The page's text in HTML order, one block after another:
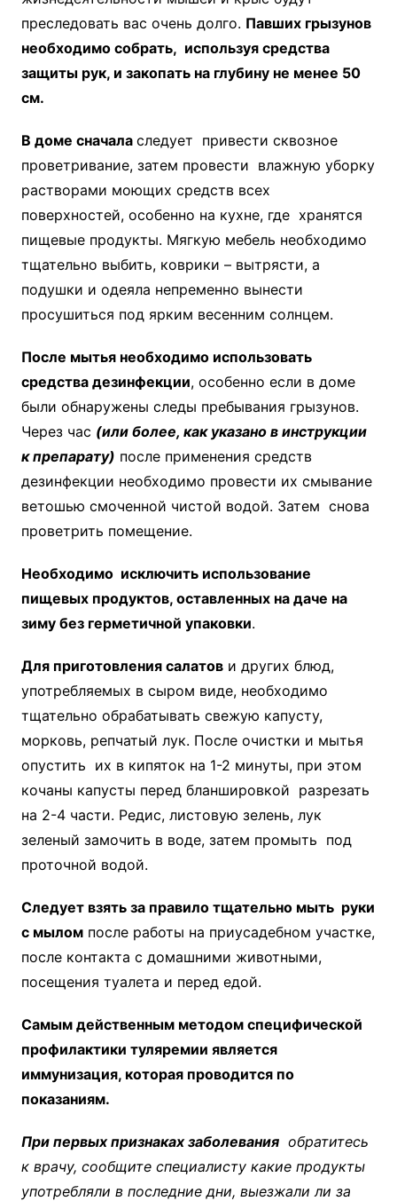
преследовать вас очень долго. Павших грызунов
необходимо собрать, используя средства
защиты рук, и закопать на глубину не менее 50
см.
В доме сначала следует привести сквозное
проветривание, затем провести влажную уборку
растворами моющих средств всех
поверхностей, особенно на кухне, где хранятся
пищевые продукты. Мягкую мебель необходимо
тщательно выбить, коврики – вытрясти, а
подушки и одеяла непременно вынести
просушиться под ярким весенним солнцем.
После мытья необходимо использовать
средства дезинфекции, особенно если в доме
были обнаружены следы пребывания грызунов.
Через час (или более, как указано в инструкции
к препарату) после применения средств
дезинфекции необходимо провести их смывание
ветошью смоченной чистой водой. Затем снова
проветрить помещение.
Необходимо исключить использование
пищевых продуктов, оставленных на даче на
зиму без герметичной упаковки.
Для приготовления салатови других блюд,
употребляемых в сыром виде, необходимо
тщательно обрабатывать свежую капусту,
морковь, репчатый лук. После очистки и мытья
опустить их в кипяток на 1-2 минуты, при этом
кочаны капусты перед бланшировкой разрезать
на 2-4 части. Редис, листовую зелень, лук
зеленый замочить в воде, затем промыть под
проточной водой.
Следует взять за правило тщательно мыть руки
с мыломпосле работы на приусадебном участке,
после контакта с домашними животными,
посещения туалета и перед едой.
Самым действенным методом специфической
профилактики туляремии является
иммунизация, которая проводится по
показаниям.
При первых признаках заболеванияобратитесь
к врачу, сообщите специалисту какие продукты
употребляли в последние дни, выезжали ли за